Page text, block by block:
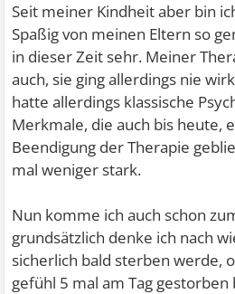
Seit meiner Kindheit aber bin
Spaßig von meinen Eltern so
in dieser Zeit sehr. Meiner
auch, sie ging allerdings nie
hatte allerdings klassische
Merkmale, die auch bis heute,
Beendigung der Therapie
mal weniger stark.
Nun komme ich auch schon
grundsätzlich denke ich nach
sicherlich bald sterben werde,
gefühl 5 mal am Tag gestorben